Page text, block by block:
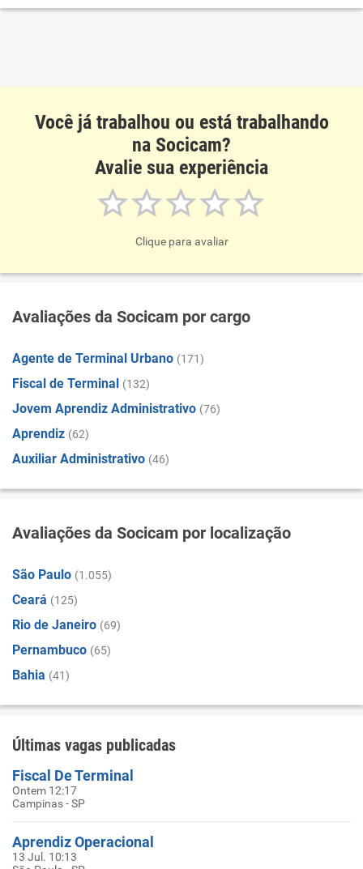
Você já trabalhou ou está trabalhando
na Socicam?
Avalie sua experiência
Clique para avaliar
Avaliações da Socicam por cargo
Agente de Terminal Urbano (171)
Fiscal de Terminal (132)
Jovem Aprendiz Administrativo (76)
Aprendiz (62)
Auxiliar Administrativo (46)
Avaliações da Socicam por localização
São Paulo (1.055)
Ceará (125)
Rio de Janeiro (69)
Pernambuco (65)
Bahia (41)
Últimas vagas publicadas
Fiscal De Terminal
Ontem 12:17
Campinas - SP
Aprendiz Operacional
13 Jul. 10:13